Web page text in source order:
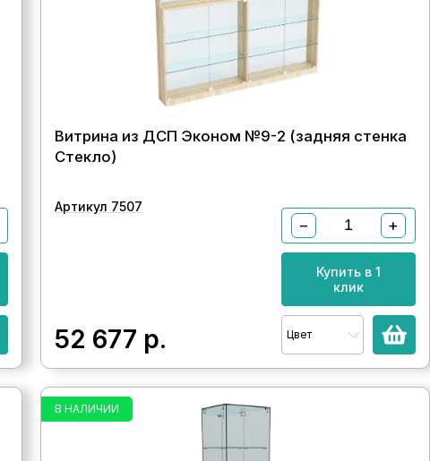
Витрина из ДСП Эконом №9-2 (задняя стенка
Стекло)
Артикул 7507
52 677 р.
− +
Купить в 1
клик
Цвет
В НАЛИЧИИ